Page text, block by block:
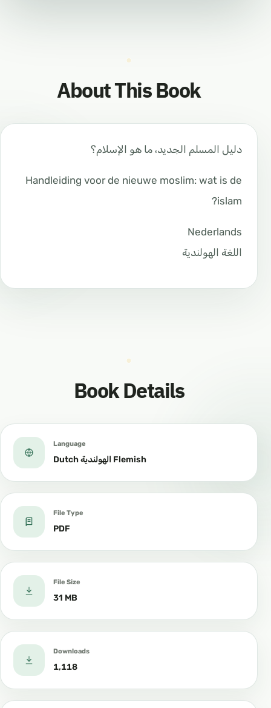
About This Book
دليل المسلم الجديد، ما هو الإسلام؟
Handleiding voor de nieuwe moslim: wat is de
islam?
Nederlands
اللغة الهولندية
Book Details
Language
Dutch الهولندية Flemish
File Type
PDF
File Size
31 MB
Downloads
1,118